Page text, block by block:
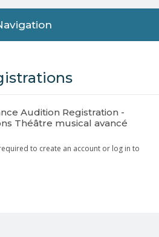
Audition Registration -
Théâtre musical avancé
to create an account or log in to